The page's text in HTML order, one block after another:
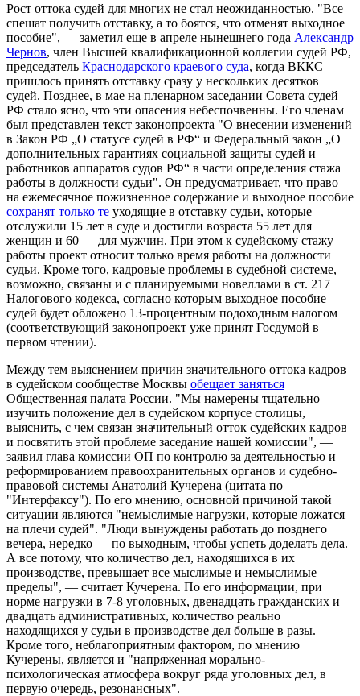
Рост оттока судей для многих не стал неожиданностью. "Все
спешат получить отставку, а то боятся, что отменят выходное
пособие", — заметил еще в апреле нынешнего года Александр
Чернов, член Высшей квалификационной коллегии судей РФ,
председатель Краснодарского краевого суда, когда ВККС
пришлось принять отставку сразу у нескольких десятков
судей. Позднее, в мае на пленарном заседании Совета судей
РФ стало ясно, что эти опасения небеспочвенны. Его членам
был представлен текст законопроекта "О внесении изменений
в Закон РФ „О статусе судей в РФ“ и Федеральный закон „О
дополнительных гарантиях социальной защиты судей и
работников аппаратов судов РФ“ в части определения стажа
работы в должности судьи". Он предусматривает, что право
на ежемесячное пожизненное содержание и выходное пособие
сохранят только те уходящие в отставку судьи, которые
отслужили 15 лет в суде и достигли возраста 55 лет для
женщин и 60 — для мужчин. При этом к судейскому стажу
работы проект относит только время работы на должности
судьи. Кроме того, кадровые проблемы в судебной системе,
возможно, связаны и с планируемыми новеллами в ст. 217
Налогового кодекса, согласно которым выходное пособие
судей будет обложено 13-процентным подоходным налогом
(соответствующий законопроект уже принят Госдумой в
первом чтении).
Между тем выяснением причин значительного оттока кадров
в судейском сообществе Москвы обещает заняться
Общественная палата России. "Мы намерены тщательно
изучить положение дел в судейском корпусе столицы,
выяснить, с чем связан значительный отток судейских кадров
и посвятить этой проблеме заседание нашей комиссии", —
заявил глава комиссии ОП по контролю за деятельностью и
реформированием правоохранительных органов и судебно-
правовой системы Анатолий Кучерена (цитата по
"Интерфаксу"). По его мнению, основной причиной такой
ситуации являются "немыслимые нагрузки, которые ложатся
на плечи судей". "Люди вынуждены работать до позднего
вечера, нередко — по выходным, чтобы успеть доделать дела.
А все потому, что количество дел, находящихся в их
производстве, превышает все мыслимые и немыслимые
пределы", — считает Кучерена. По его информации, при
норме нагрузки в 7-8 уголовных, двенадцать гражданских и
двадцать административных, количество реально
находящихся у судьи в производстве дел больше в разы.
Кроме того, неблагоприятным фактором, по мнению
Кучерены, является и "напряженная морально-
психологическая атмосфера вокруг ряда уголовных дел, в
первую очередь, резонансных".